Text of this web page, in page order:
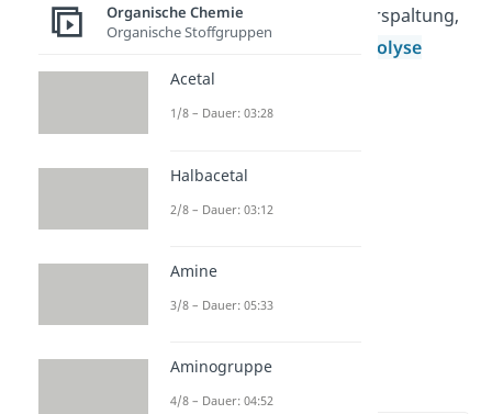
Esterhydrolyse
oder Esterspaltung,
oft auch einfach nur
Hydrolyse
genannt.
Veresterung
Mechanismus
Organische Chemie
Organische Stoffgruppen
Acetal
1/8 – Dauer: 03:28
Halbacetal
2/8 – Dauer: 03:12
Amine
3/8 – Dauer: 05:33
Aminogruppe
4/8 – Dauer: 04:52